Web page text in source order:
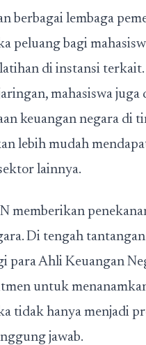
berbagai lembaga
peluang bagi
di instansi terkait.
mahasiswa juga
keuangan negara di
lebih mudah
lainnya.
memberikan
Di tengah
para Ahli Keuangan
untuk
tidak hanya menjadi
jawab.